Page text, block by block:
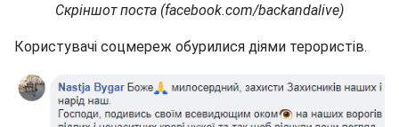
Скріншот поста (facebook.com/backandalive)
Користувачі соцмереж обурилися діями терористів.